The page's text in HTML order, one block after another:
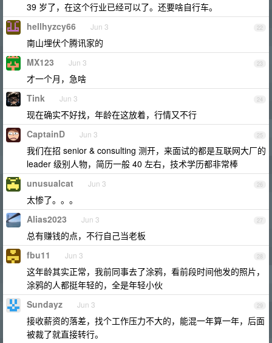
39 岁了，在这个行业已经可以了。还要啥自行车。
22
hellhyzcy66 Jun 3
南山埋伏个腾讯家的
23
MX123 Jun 3
才一个月，急啥
24
Tink Jun 3
现在确实不好找，年龄在这放着，行情又不行
25
CaptainD Jun 3
我们在招 senior & consulting 测开，来面试的都是互联网大厂的
leader 级别人物，简历一般 40 左右，技术学历都非常棒
26
unusualcat Jun 3
太惨了。。。
27
Alias2023 Jun 3
总有赚钱的点，不行自己当老板
28
fbu11 Jun 3
这年龄其实正常，我前同事去了涂鸦，看前段时间他发的照片，
涂鸦的人都挺年轻的，全是年轻小伙
29
Sundayz Jun 3
接收薪资的落差，找个工作压力不大的，能混一年算一年，后面
被裁了就直接转行。